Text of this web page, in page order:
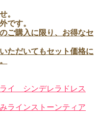
。
です。
ご購入に限り、お得なセ
ただいてもセット価格に
イ シンデレラドレス
ラインストーンティア